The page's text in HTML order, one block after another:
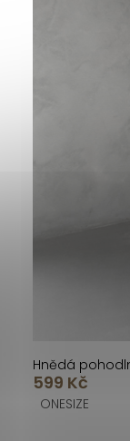
Hnědá
599 Kč
ONESIZE